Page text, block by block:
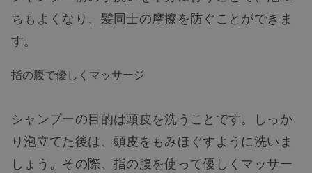
ちもよくなり、髪同士の摩擦を防ぐことができま
す。
指の腹で優しくマッサージ
シャンプーの目的は頭皮を洗うことです。しっか
り泡立てた後は、頭皮をもみほぐすように洗いま
しょう。その際、指の腹を使って優しくマッサー